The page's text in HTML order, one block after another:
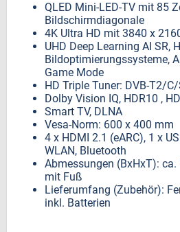
QLED Mini-LED-TV mit 85
Bildschirmdiagonale
4K Ultra HD mit 3840 x
UHD Deep Learning AI SR,
Bildoptimierungssysteme,
Game Mode
HD Triple Tuner: DVB-T2/
Dolby Vision IQ, HDR10 ,
Smart TV, DLNA
Vesa-Norm: 600 x 400 mm
4 x HDMI 2.1 (eARC), 1 x
WLAN, Bluetooth
Abmessungen (BxHxT):
mit Fuß
Lieferumfang (Zubehör):
inkl. Batterien